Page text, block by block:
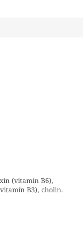
(vitamín B6),
B3), cholin.